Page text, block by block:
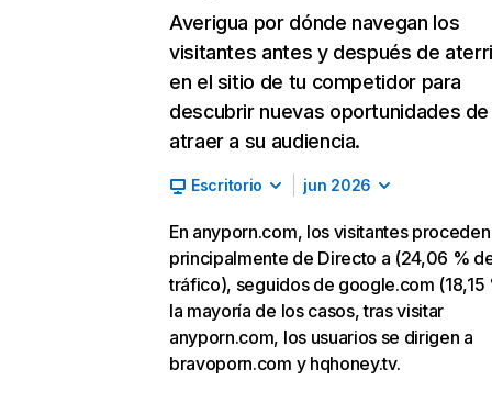
Averigua por dónde navegan los
visitantes antes y después de
en el sitio de tu competidor para
descubrir nuevas oportunidades de
atraer a su audiencia.
Escritorio jun 2026
En anyporn.com, los visitantes proceden
principalmente de Directo a (24,06 %
tráfico), seguidos de google.com (18,15
la mayoría de los casos, tras visitar
anyporn.com, los usuarios se dirigen a
bravoporn.com y hqhoney.tv.